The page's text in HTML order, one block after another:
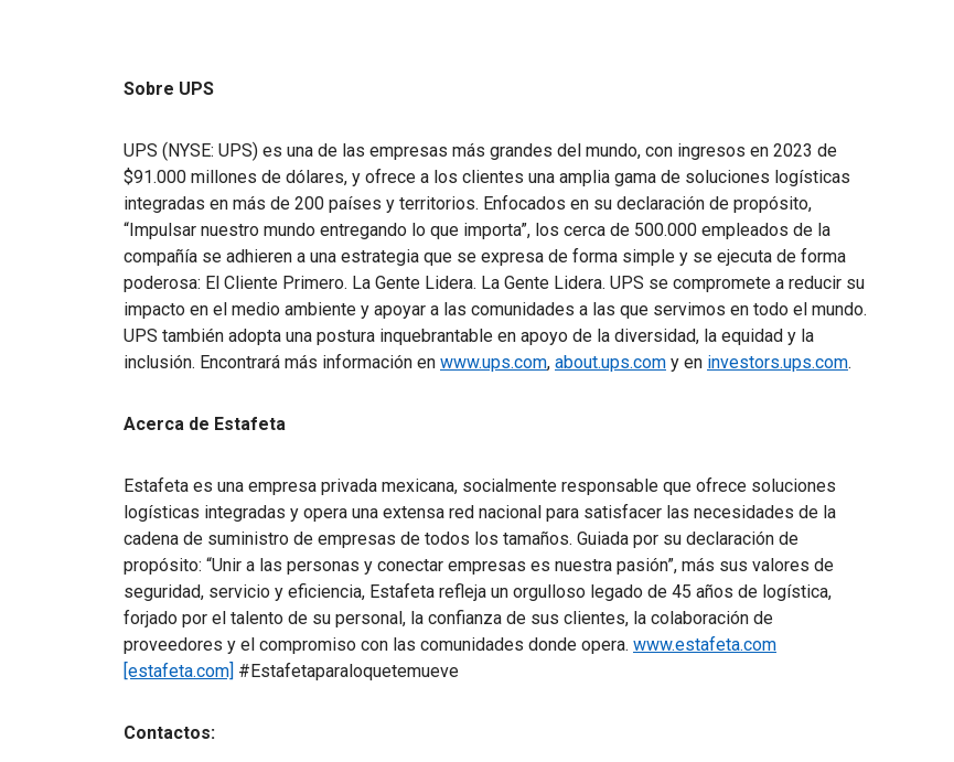
Sobre UPS
UPS (NYSE: UPS) es una de las empresas más grandes del mundo, con ingresos en 2023 de
$91.000 millones de dólares, y ofrece a los clientes una amplia gama de soluciones logísticas
integradas en más de 200 países y territorios. Enfocados en su declaración de propósito,
“Impulsar nuestro mundo entregando lo que importa”, los cerca de 500.000 empleados de la
compañía se adhieren a una estrategia que se expresa de forma simple y se ejecuta de forma
poderosa: El Cliente Primero. La Gente Lidera. La Gente Lidera. UPS se compromete a reducir su
impacto en el medio ambiente y apoyar a las comunidades a las que servimos en todo el mundo.
UPS también adopta una postura inquebrantable en apoyo de la diversidad, la equidad y la
inclusión. Encontrará más información en www.ups.com, about.ups.com y en investors.ups.com.
Acerca de Estafeta
Estafeta es una empresa privada mexicana, socialmente responsable que ofrece soluciones
logísticas integradas y opera una extensa red nacional para satisfacer las necesidades de la
cadena de suministro de empresas de todos los tamaños. Guiada por su declaración de
propósito: “Unir a las personas y conectar empresas es nuestra pasión”, más sus valores de
seguridad, servicio y eficiencia, Estafeta refleja un orgulloso legado de 45 años de logística,
forjado por el talento de su personal, la confianza de sus clientes, la colaboración de
proveedores y el compromiso con las comunidades donde opera. www.estafeta.com
[estafeta.com] #Estafetaparaloquetemueve
Contactos: